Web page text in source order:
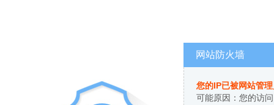
网站防火墙
您的IP已被网站管
可能原因：您的访